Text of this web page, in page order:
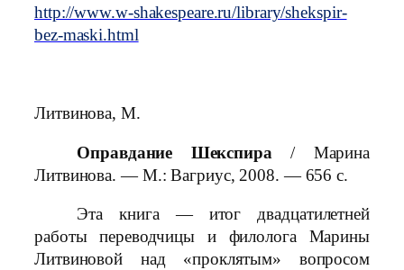
http://www.w-shakespeare.ru/library/shekspir-
bez-maski.html
Литвинова, М.
Оправдание Шекспира/ Марина
Литвинова. — М.: Вагриус, 2008. — 656 с.
Эта книга — итог двадцатилетней
работы переводчицы и филолога Марины
Литвиновой над «проклятым» вопросом